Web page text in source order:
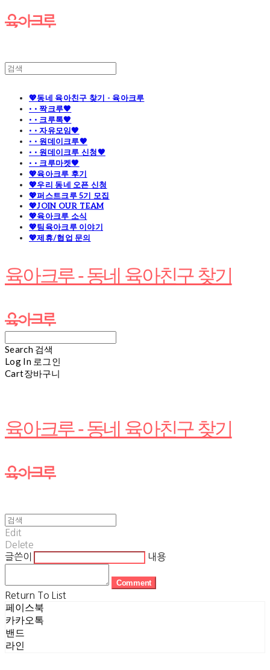
💖동네 육아친구 찾기 - 육아크루
· · 짝크루🧡
· · 크루톡🧡
· · 자유모임🧡
· · 원데이크루🧡
· · 원데이크루 신청🧡
· · 크루마켓🧡
💖육아크루 후기
💖우리 동네 오픈 신청
💖퍼스트크루 5기 모집
💖JOIN OUR TEAM
💖육아크루 소식
💖팀육아크루 이야기
💖제휴/협업 문의
육아크루 - 동네 육아친구 찾기
Search 검색
Log In 로그인
Cart장바구니
육아크루 - 동네 육아친구 찾기
Edit
Delete
글쓴이
내용
Comment
Return To List
페이스북
카카오톡
밴드
라인